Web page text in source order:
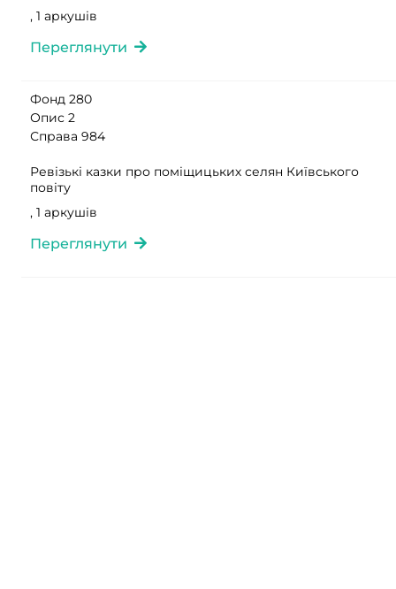
, 1 аркушів
Переглянути
Фонд 280
Опис 2
Справа 984
Ревізькі казки про поміщицьких селян Київського
повіту
, 1 аркушів
Переглянути